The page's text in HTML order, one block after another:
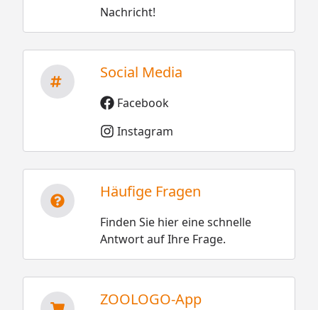
Nachricht!
Social Media
Facebook
Instagram
Häufige Fragen
Finden Sie hier eine schnelle
Antwort auf Ihre Frage.
ZOOLOGO-App